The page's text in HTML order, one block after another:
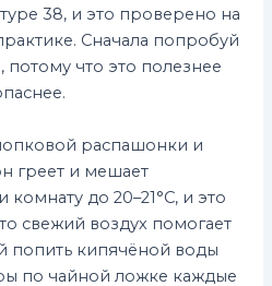
38, и это проверено на
Сначала попробуй
потому что это полезнее
распашонки и
греет и мешает
до 20–21°C, и это
свежий воздух помогает
попить кипячёной воды
по чайной ложке каждые